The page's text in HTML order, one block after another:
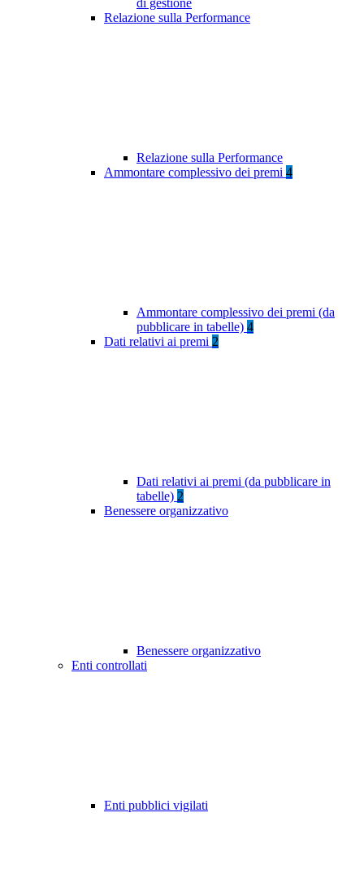
di gestione
Relazione sulla Performance
Relazione sulla Performance
Ammontare complessivo dei premi 4
Ammontare complessivo dei premi (da
pubblicare in tabelle) 4
Dati relativi ai premi 2
Dati relativi ai premi (da pubblicare in
tabelle) 2
Benessere organizzativo
Benessere organizzativo
Enti controllati
Enti pubblici vigilati